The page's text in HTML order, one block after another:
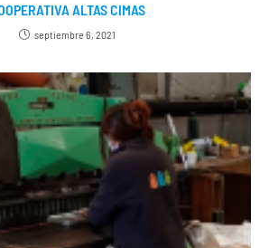
ALTAS CIMAS
septiembre 6, 2021